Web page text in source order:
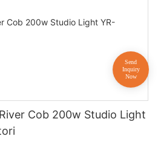
Cob 200w Studio Light